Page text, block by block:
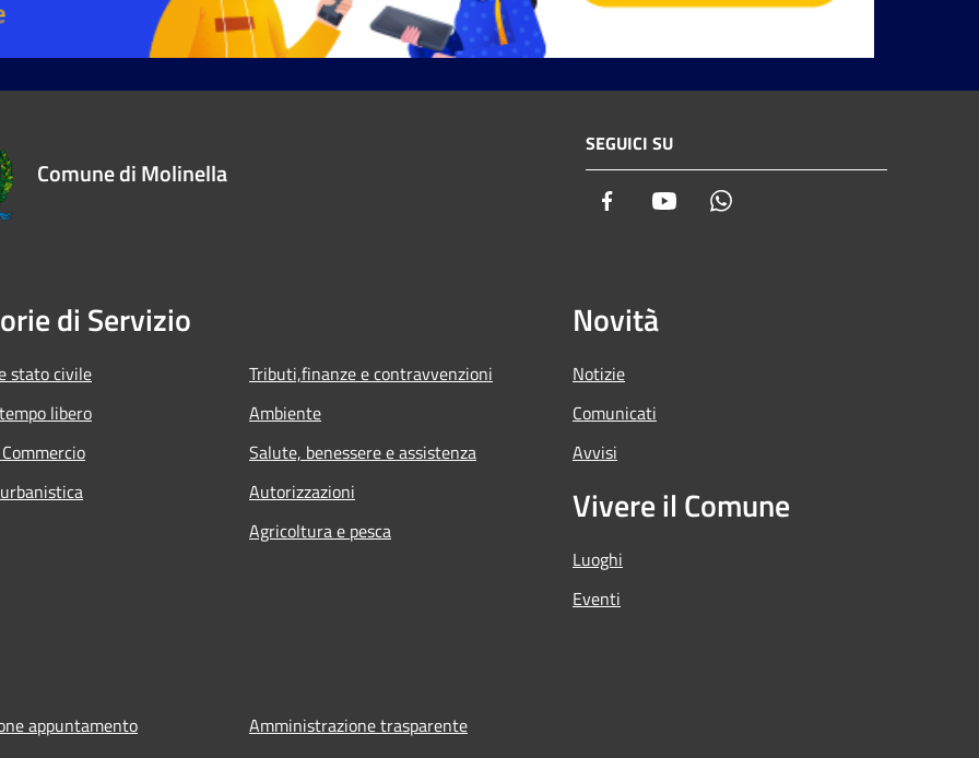
Comune di Molinella
SEGUICI SU
Facebook Youtube
di Servizio
stato civile
libero
Tributi,finanze e contravvenzioni
Ambiente
Salute, benessere e assistenza
Autorizzazioni
Agricoltura e pesca
Novità
Notizie
Comunicati
Avvisi
Vivere il Comune
Luoghi
Eventi
appuntamento
Amministrazione trasparente